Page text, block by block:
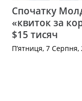
Спочатку
«квиток за
$15 тисяч
П’ятниця, 7 Серпня,